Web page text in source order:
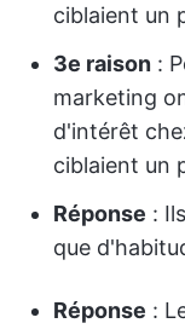
ciblaient un
3e raison :
marketing
d'intérêt
ciblaient un
Réponse :
que
Réponse :